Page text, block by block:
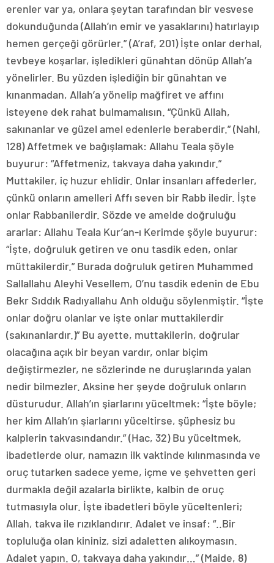
erenler var ya, onlara şeytan tarafından bir vesvese
dokunduğunda (Allah’ın emir ve yasaklarını) hatırlayıp
hemen gerçeği görürler.” (A’raf, 201) İşte onlar derhal,
tevbeye koşarlar, işledikleri günahtan dönüp Allah’a
yönelirler. Bu yüzden işlediğin bir günahtan ve
kınanmadan, Allah’a yönelip mağfiret ve affını
isteyene dek rahat bulmamalısın. “Çünkü Allah,
sakınanlar ve güzel amel edenlerle beraberdir.” (Nahl,
128) Affetmek ve bağışlamak: Allahu Teala şöyle
buyurur: “Affetmeniz, takvaya daha yakındır.”
Muttakiler, iç huzur ehlidir. Onlar insanları affederler,
çünkü onların amelleri Affı seven bir Rabb iledir. İşte
onlar Rabbanilerdir. Sözde ve amelde doğruluğu
ararlar: Allahu Teala Kur’an-ı Kerimde şöyle buyurur:
“İşte, doğruluk getiren ve onu tasdik eden, onlar
müttakilerdir.” Burada doğruluk getiren Muhammed
Sallallahu Aleyhi Vesellem, O’nu tasdik edenin de Ebu
Bekr Sıddık Radıyallahu Anh olduğu söylenmiştir. “İşte
onlar doğru olanlar ve işte onlar muttakilerdir
(sakınanlardır.)” Bu ayette, muttakilerin, doğrular
olacağına açık bir beyan vardır, onlar biçim
değiştirmezler, ne sözlerinde ne duruşlarında yalan
nedir bilmezler. Aksine her şeyde doğruluk onların
düsturudur. Allah’ın şiarlarını yüceltmek: “İşte böyle;
her kim Allah’ın şiarlarını yüceltirse, şüphesiz bu
kalplerin takvasındandır.” (Hac, 32) Bu yüceltmek,
ibadetlerde olur, namazın ilk vaktinde kılınmasında ve
oruç tutarken sadece yeme, içme ve şehvetten geri
durmakla değil azalarla birlikte, kalbin de oruç
tutmasıyla olur. İşte ibadetleri böyle yüceltenleri;
Allah, takva ile rızıklandırır. Adalet ve insaf: “..Bir
topluluğa olan kininiz, sizi adaletten alıkoymasın.
Adalet yapın. O, takvaya daha yakındır…” (Maide, 8)